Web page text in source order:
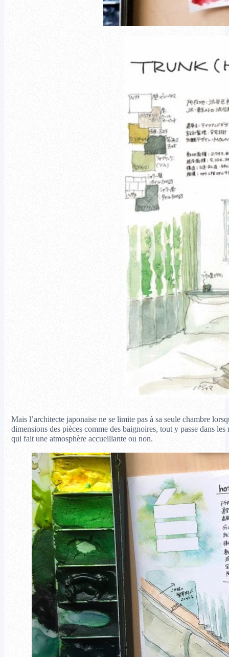
Mais l’architecte japonaise ne se limite pas à sa seule chambre
dimensions des pièces comme des baignoires, tout y passe dans
qui fait une atmosphère accueillante ou non.